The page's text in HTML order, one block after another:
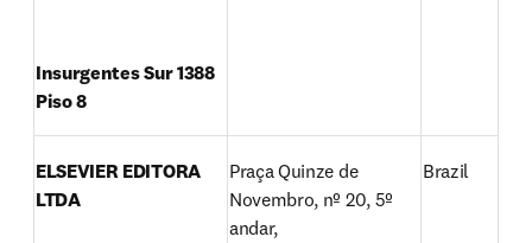
Insurgentes Sur 1388
Piso 8
ELSEVIER EDITORA
LTDA
Praça Quinze de
Novembro, nº 20, 5º
andar,
Brazil